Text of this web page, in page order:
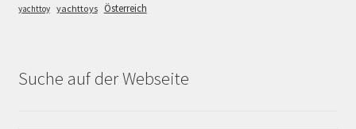
yachttoy yachttoys Österreich
Suche auf der Webseite